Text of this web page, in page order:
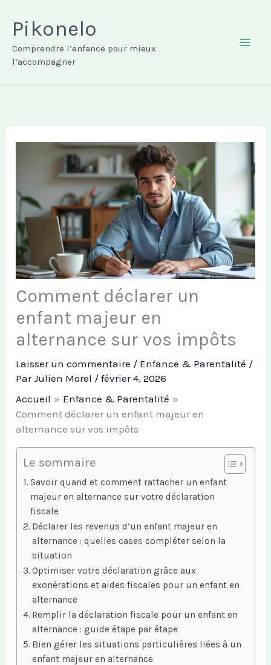
contenu
Pikonelo
Comprendre l’enfance pour mieux
l’accompagner
Comment déclarer un
enfant majeur en
alternance sur vos impôts
Laisser un commentaire / Enfance & Parentalité /
ParJulien Morel /février 4, 2026
Accueil
Enfance & Parentalité
Comment déclarer un enfant majeur en
alternance sur vos impôts
Le sommaire
Savoir quand et comment rattacher un enfant
majeur en alternance sur votre déclaration
fiscale
Déclarer les revenus d’un enfant majeur en
alternance : quelles cases compléter selon la
situation
Optimiser votre déclaration grâce aux
exonérations et aides fiscales pour un enfant en
alternance
Remplir la déclaration fiscale pour un enfant en
alternance : guide étape par étape
Bien gérer les situations particulières liées à un
enfant majeur en alternance